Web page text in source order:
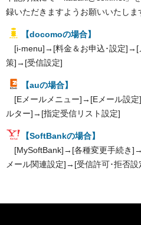
録いただきますようお願いいたしま
【docomoの場合】
[i-menu]→[料金＆お申込･設定]→[
策]→[受信設定]
【auの場合】
[Eメールメニュー]→[Eメール設
ルター]→[指定受信リスト設定]
【SoftBankの場合】
[MySoftBank]→[各種変更手続き
メール関連設定]→[受信許可･拒否設